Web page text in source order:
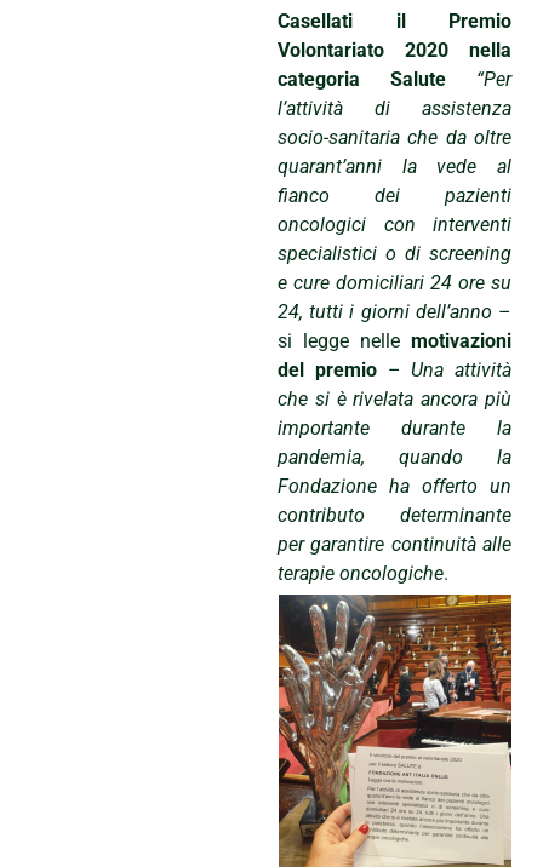
Casellati il Premio
Volontariato 2020 nella
categoria Salute “Per
l’attività di assistenza
socio-sanitaria che da oltre
quarant’anni la vede al
fianco dei pazienti
oncologici con interventi
specialistici o di screening
e cure domiciliari 24 ore su
24, tutti i giorni dell’anno –
si legge nelle motivazioni
del premio–Una attività
che si è rivelata ancora più
importante durante la
pandemia, quando la
Fondazione ha offerto un
contributo determinante
per garantire continuità alle
terapie oncologiche.